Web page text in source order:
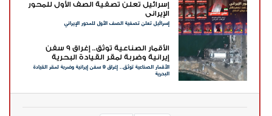
إسرائيل تعلن تصفية الصف الأول للمحور
الإيراني
إسرائيل تعلن تصفية الصف الأول للمحور الإيراني
الأقمار الصناعية توثق.. إغراق 9 سفن
إيرانية وضربة لمقر القيادة البحرية
الأقمار الصناعية توثق.. إغراق 9 سفن إيرانية وضربة لمقر القيادة
البحرية